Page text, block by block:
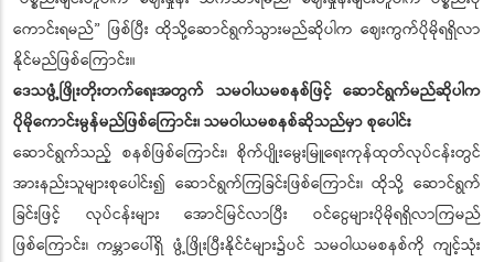
ကောင်းရမည်” ဖြစ်ပြီး ထိုသို့ဆောင်ရွက်သွားမည်ဆိုပါက ဈေးကွက်ပိုမိုရရှိလာ
နိုင်မည်ဖြစ်ကြောင်း။
ဒေသဖွံ့ဖြိုးတိုးတက်ရေးအတွက် သမဝါယမစနစ်ဖြင့် ဆောင်ရွက်မည်ဆိုပါက
ပိုမိုကောင်းမွန်မည်ဖြစ်ကြောင်း၊ သမဝါယမစနစ်ဆိုသည်မှာ စုပေါင်း
ဆောင်ရွက်သည့် စနစ်ဖြစ်ကြောင်း၊ စိုက်ပျိုးမွေးမြူရေးကုန်ထုတ်လုပ်ငန်းတွင်
အားနည်းသူများစုပေါင်း၍ ဆောင်ရွက်ကြခြင်းဖြစ်ကြောင်း၊ ထိုသို့ ဆောင်ရွက်
ခြင်းဖြင့် လုပ်ငန်းများ အောင်မြင်လာပြီး ဝင်ငွေများပိုမိုရရှိလာကြမည်
ဖြစ်ကြောင်း၊ ကမ္ဘာပေါ်ရှိ ဖွံ့ဖြိုးပြီးနိုင်ငံများ၌ပင် သမဝါယမစနစ်ကို ကျင့်သုံး